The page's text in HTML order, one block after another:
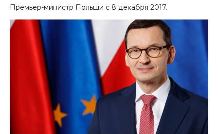
Премьер-министр Польши с 8 декабря 2017.